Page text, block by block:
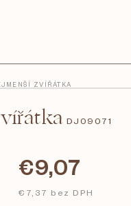
ZVÍŘÁTKA
DJ09071
€9,07
€7,37 bez DPH